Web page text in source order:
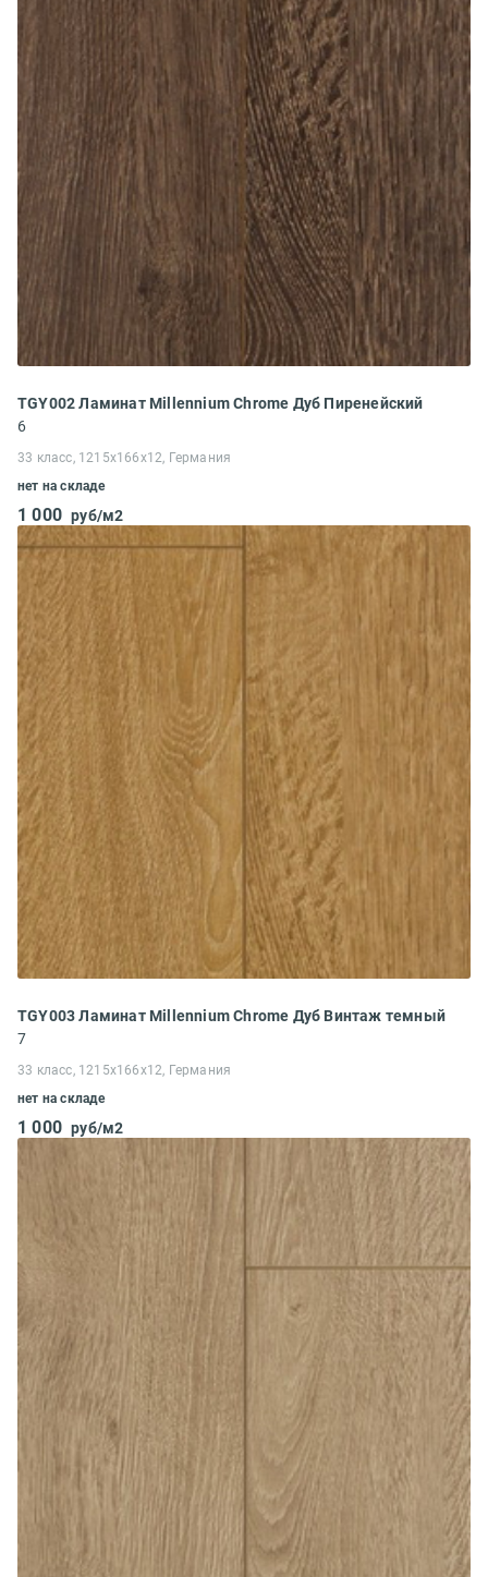
TGY002 Ламинат Millennium Chrome Дуб Пиренейский
6
33 класс, 1215x166x12, Германия
нет на складе
1 000 руб/м2
TGY003 Ламинат Millennium Chrome Дуб Винтаж темный
7
33 класс, 1215x166x12, Германия
нет на складе
1 000 руб/м2